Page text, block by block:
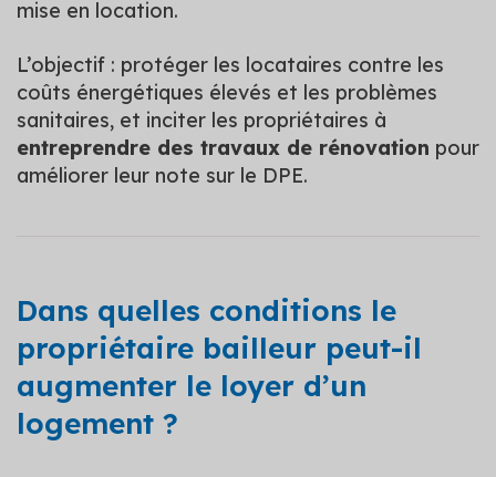
mise en location.
L’objectif : protéger les locataires contre les
coûts énergétiques élevés et les problèmes
sanitaires, et inciter les propriétaires à
entreprendre des travaux de rénovation pour
améliorer leur note sur le DPE.
Dans quelles conditions le
propriétaire bailleur peut-il
augmenter le loyer d’un
logement ?